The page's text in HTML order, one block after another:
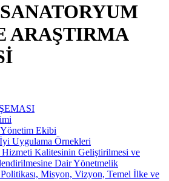
ARAŞTIRMA
Ekibi
İyi Uygulama Örnekleri
Hizmeti Kalitesinin Geliştirilmesi ve
Dair Yönetmelik
Misyon, Vizyon, Temel İlke ve